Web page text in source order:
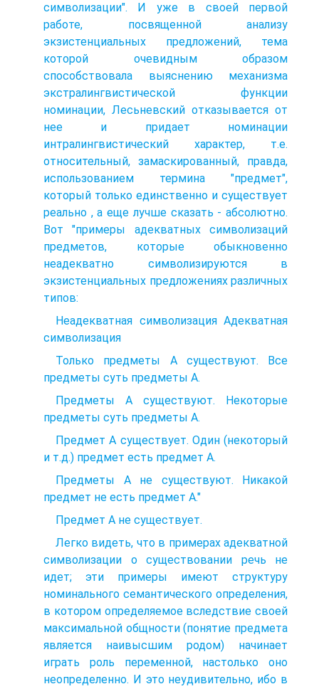
символизации". И уже в своей первой
работе, посвященной анализу
экзистенциальных предложений, тема
которой очевидным образом
способствовала выяснению механизма
экстралингвистической функции
номинации, Лесьневский отказывается от
нее и придает номинации
интралингвистический характер, т.е.
относительный, замаскированный, правда,
использованием термина "предмет",
который только единственно и существует
реально , а еще лучше сказать - абсолютно.
Вот "примеры адекватных символизаций
предметов, которые обыкновенно
неадекватно символизируются в
экзистенциальных предложениях различных
типов:
Неадекватная символизация Адекватная
символизация
Только предметы А существуют. Все
предметы суть предметы А.
Предметы А существуют. Некоторые
предметы суть предметы А.
Предмет А существует. Один (некоторый
и т.д.) предмет есть предмет А.
Предметы А не существуют. Никакой
предмет не есть предмет А."
Предмет А не существует.
Легко видеть, что в примерах адекватной
символизации о существовании речь не
идет; эти примеры имеют структуру
номинального семантического определения,
в котором определяемое вследствие своей
максимальной общности (понятие предмета
является наивысшим родом) начинает
играть роль переменной, настолько оно
неопределенно. И это неудивительно, ибо в